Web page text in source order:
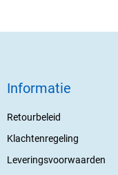
Informatie
Retourbeleid
Klachtenregeling
Leveringsvoorwaarden